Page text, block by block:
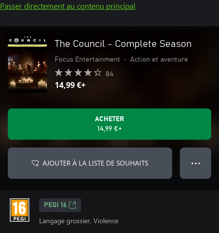
Passer directement au contenu principal
The Council - Complete Season
Focus Entertainment • Action et aventure
84
14,99 €+
ACHETER
14,99 €+
AJOUTER À LA LISTE DE SOUHAITS ● ● ●
PEGI 16
Langage grossier, Violence